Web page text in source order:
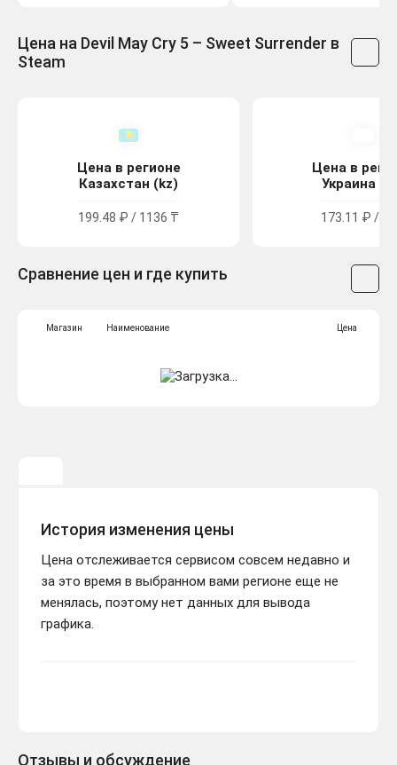
Цена на Devil May Cry 5 – Sweet Surrender в
Steam
Цена в регионе
Казахстан (kz)
199.48 ₽ / 1136 ₸
Цена в
Украина
173.11 ₽ /
Сравнение цен и где купить
Магазин Наименование Цена
История изменения цены
Цена отслеживается сервисом совсем недавно и
за это время в выбранном вами регионе еще не
менялась, поэтому нет данных для вывода
графика.
Отзывы и обсуждение